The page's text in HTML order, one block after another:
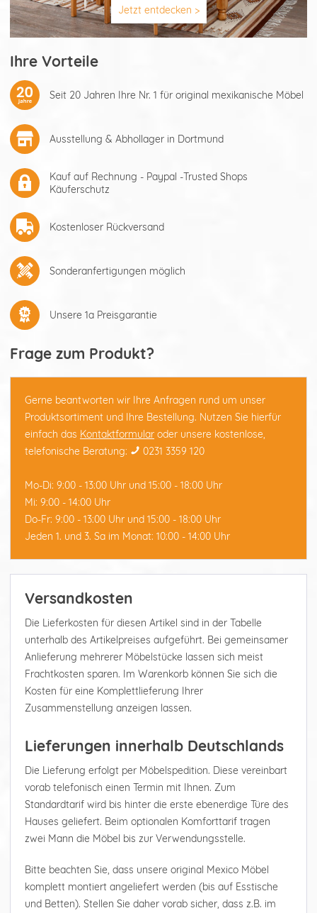
Jetzt entdecken >
Ihre Vorteile
Seit 20 Jahren Ihre Nr. 1 für original mexikanische Möbel
Ausstellung & Abhollager in Dortmund
Kauf auf Rechnung - Paypal -Trusted Shops
Käuferschutz
Kostenloser Rückversand
Sonderanfertigungen möglich
Unsere 1a Preisgarantie
Frage zum Produkt?
Gerne beantworten wir Ihre Anfragen rund um unser
Produktsortiment und Ihre Bestellung. Nutzen Sie hierfür
einfach das Kontaktformular oder unsere kostenlose,
telefonische Beratung:
0231 3359 120
Mo-Di: 9:00 - 13:00 Uhr und 15:00 - 18:00 Uhr
Mi: 9:00 - 14:00 Uhr
Do-Fr: 9:00 - 13:00 Uhr und 15:00 - 18:00 Uhr
Jeden 1. und 3. Sa im Monat: 10:00 - 14:00 Uhr
Versandkosten
Die Lieferkosten für diesen Artikel sind in der Tabelle
unterhalb des Artikelpreises aufgeführt. Bei gemeinsamer
Anlieferung mehrerer Möbelstücke lassen sich meist
Frachtkosten sparen. Im Warenkorb können Sie sich die
Kosten für eine Komplettlieferung Ihrer
Zusammenstellung anzeigen lassen.
Lieferungen innerhalb Deutschlands
Die Lieferung erfolgt per Möbelspedition. Diese vereinbart
vorab telefonisch einen Termin mit Ihnen. Zum
Standardtarif wird bis hinter die erste ebenerdige Türe des
Hauses geliefert. Beim optionalen Komforttarif tragen
zwei Mann die Möbel bis zur Verwendungsstelle.
Bitte beachten Sie, dass unsere original Mexico Möbel
komplett montiert angeliefert werden (bis auf Esstische
und Betten). Stellen Sie daher vorab sicher, dass z.B. im